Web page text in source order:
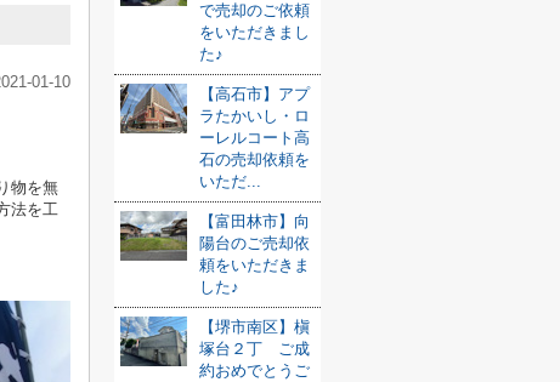
01-10
物を無
法を工
で売却のご依頼
をいただきまし
た♪
【高石市】アプ
ラたかいし・ロ
ーレルコート高
石の売却依頼を
いただ...
【富田林市】向
陽台のご売却依
頼をいただきま
した♪
【堺市南区】槇
塚台２丁 ご成
約おめでとうご